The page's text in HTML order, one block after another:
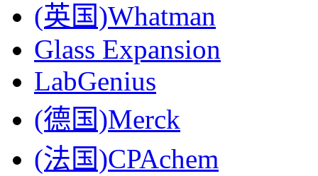
(英国)Whatman
Glass Expansion
LabGenius
(德国)Merck
(法国)CPAchem